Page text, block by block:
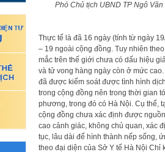
Phó Chủ tịch UBND TP Ngô
Thực tế là đã 16 ngày (tính từ ngày
– 19 ngoài cộng đồng. Tuy nhiên
mắc trên thế giới chưa có dấu hiệu
và tử vong hàng ngày còn ở mức
đã được kiểm soát được tình hình
trong cộng đồng nên trong thời gian
phương, trong đó có Hà Nội. Cụ thể,
cộng đồng chưa xác định được
cao cảnh giác, không chủ quan, xác
tục, lâu dài để hình thành nếp sống,
theo đại diện của Sở Y tế Hà Nội Chỉ